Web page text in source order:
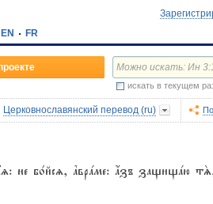
EN FR
искать в текущем
Церковнославянский перевод (ru)
не бо1йсz, ґврaме: ѓзъ защищaю